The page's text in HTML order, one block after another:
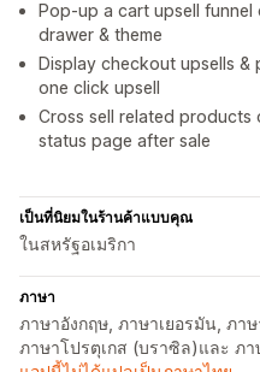
Pop-up a cart upsell
drawer & theme
Display checkout upsells
one click upsell
Cross sell related
status page after sale
เป็นที่นิยมในร้านค้าแบบคุณ
ในสหรัฐอเมริกา
ภาษา
ภาษาอังกฤษ, ภาษาเยอรมัน, ภา
ภาษาโปรตุเกส (บราซิล)และ ภา